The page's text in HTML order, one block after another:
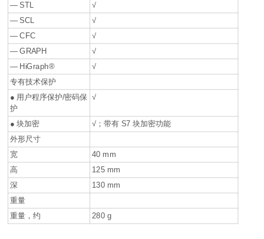
— STL √
— SCL √
— CFC √
— GRAPH √
— HiGraph®
√
专有技术保护
● 用户程序保护/密码保
护
√
● 块加密 √；带有 S7 块加密功能
外形尺寸
宽 40 mm
高 125 mm
深
130 mm
重量
重量，约 280 g